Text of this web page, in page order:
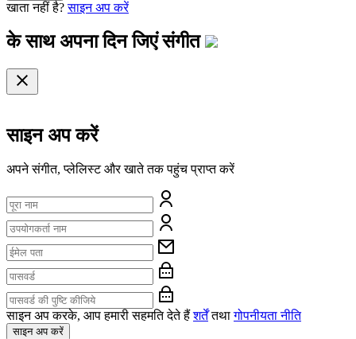
खाता नहीं है? साइन अप करें
के साथ अपना दिन जिएंसंगीत
साइन अप करें
अपने संगीत, प्लेलिस्ट और खाते तक पहुंच प्राप्त करें
साइन अप करके, आप हमारी सहमति देते हैं शर्तें तथा गोपनीयता नीति
साइन अप करें